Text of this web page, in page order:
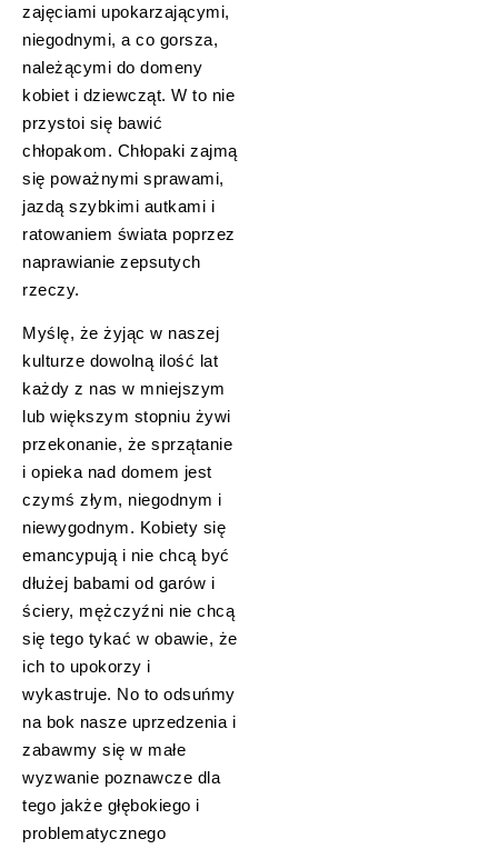
zajęciami upokarzającymi,
niegodnymi, a co gorsza,
należącymi do domeny
kobiet i dziewcząt. W to nie
przystoi się bawić
chłopakom. Chłopaki zajmą
się poważnymi sprawami,
jazdą szybkimi autkami i
ratowaniem świata poprzez
naprawianie zepsutych
rzeczy.
Myślę, że żyjąc w naszej
kulturze dowolną ilość lat
każdy z nas w mniejszym
lub większym stopniu żywi
przekonanie, że sprzątanie
i opieka nad domem jest
czymś złym, niegodnym i
niewygodnym. Kobiety się
emancypują i nie chcą być
dłużej babami od garów i
ściery, mężczyźni nie chcą
się tego tykać w obawie, że
ich to upokorzy i
wykastruje. No to odsuńmy
na bok nasze uprzedzenia i
zabawmy się w małe
wyzwanie poznawcze dla
tego jakże głębokiego i
problematycznego